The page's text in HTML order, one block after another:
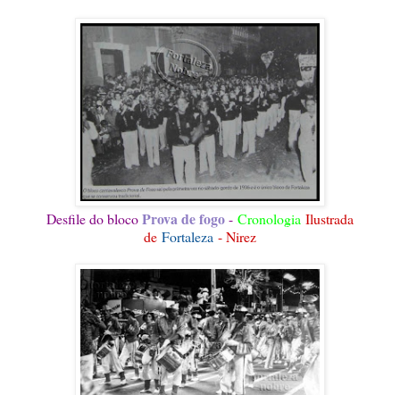
Desfile do blocoProva de fogo- Cronologia Ilustrada
de Fortaleza - Nirez